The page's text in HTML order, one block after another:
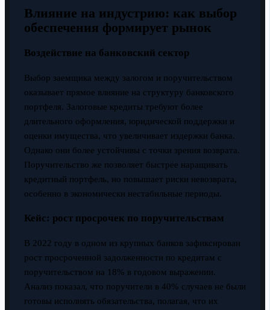
Влияние на индустрию: как выбор
обеспечения формирует рынок
Воздействие на банковский сектор
Выбор заемщика между залогом и поручительством
оказывает прямое влияние на структуру банковского
портфеля. Залоговые кредиты требуют более
длительного оформления, юридической поддержки и
оценки имущества, что увеличивает издержки банка.
Однако они более устойчивы с точки зрения возврата.
Поручительство же позволяет быстрее наращивать
кредитный портфель, но повышает риски невозврата,
особенно в экономически нестабильные периоды.
Кейс: рост просрочек по поручительствам
В 2022 году в одном из крупных банков зафиксирован
рост просроченной задолженности по кредитам с
поручительством на 18% в годовом выражении.
Анализ показал, что поручители в 40% случаев не были
готовы исполнять обязательства, полагая, что их